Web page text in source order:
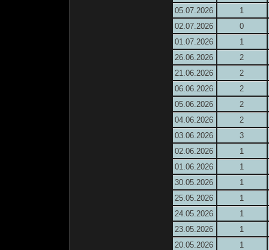
05.07.2026
1
02.07.2026
0
01.07.2026
1
26.06.2026
2
21.06.2026
2
06.06.2026
2
05.06.2026
2
04.06.2026
2
03.06.2026
3
02.06.2026
1
01.06.2026
1
30.05.2026
1
25.05.2026
1
24.05.2026
1
23.05.2026
1
20.05.2026
1